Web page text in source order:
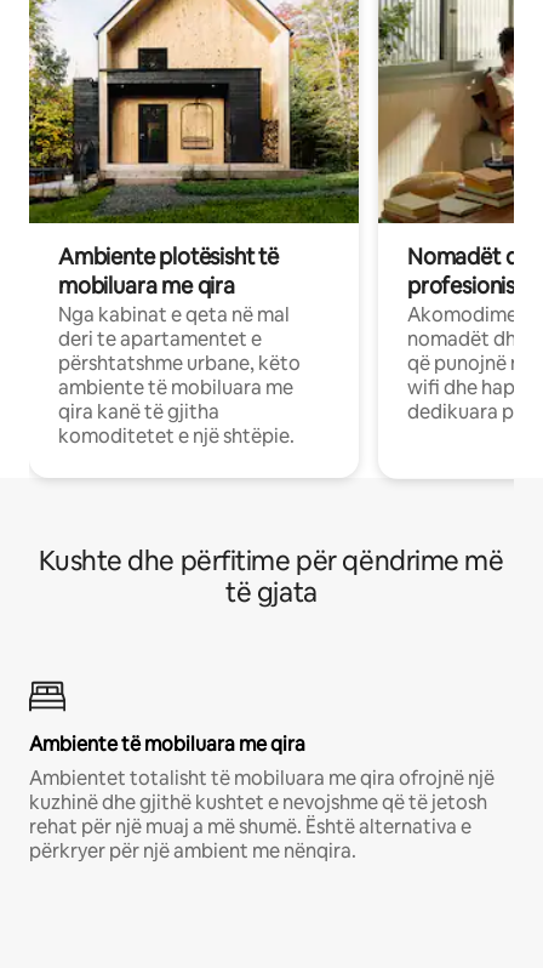
Ambiente plotësisht të
mobiluara me qira
Nga kabinat e qeta në mal
deri te apartamentet e
përshtatshme urbane, këto
ambiente të mobiluara me
qira kanë të gjitha
komoditetet e një shtëpie.
Nomadët
Akomodime
nomadët dhe
që punojnë në
wifi dhe
dedikuara
Kushte dhe përfitime për qëndrime më
të gjata
Ambiente të mobiluara me qira
Ambientet totalisht të mobiluara me qira ofrojnë një
kuzhinë dhe gjithë kushtet e nevojshme që të jetosh
rehat për një muaj a më shumë. Është alternativa e
përkryer për një ambient me nënqira.